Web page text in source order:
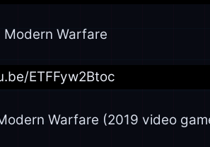
Warfare
ETFFyw2Btoc
Warfare (2019 video